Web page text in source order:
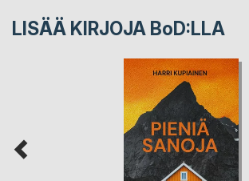
LISÄÄ KIRJOJA BoD:LLA